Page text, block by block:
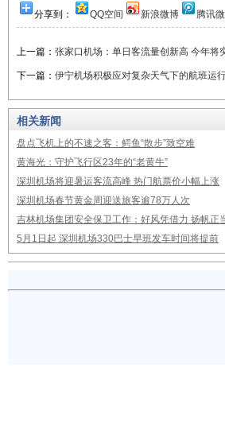
分享到： QQ空间 新浪微博 腾讯
上一篇： 张家口机场：单日客流量创新高 今年将
下一篇： 伊宁机场积极应对复杂天气下的航班运
相关新闻
盘点飞机上的不速之客：鳄鱼“散步”致空难
黄海光：守护飞行区23年的“老黄牛”
深圳机场将迎暑运客流高峰 热门航票价小幅上涨
深圳机场春节黄金周迎送旅客逾78万人次
吉林机场集团安全保卫工作：好风凭借力 扬帆正
5月1日起 深圳机场330巴士早班发车时间将提前